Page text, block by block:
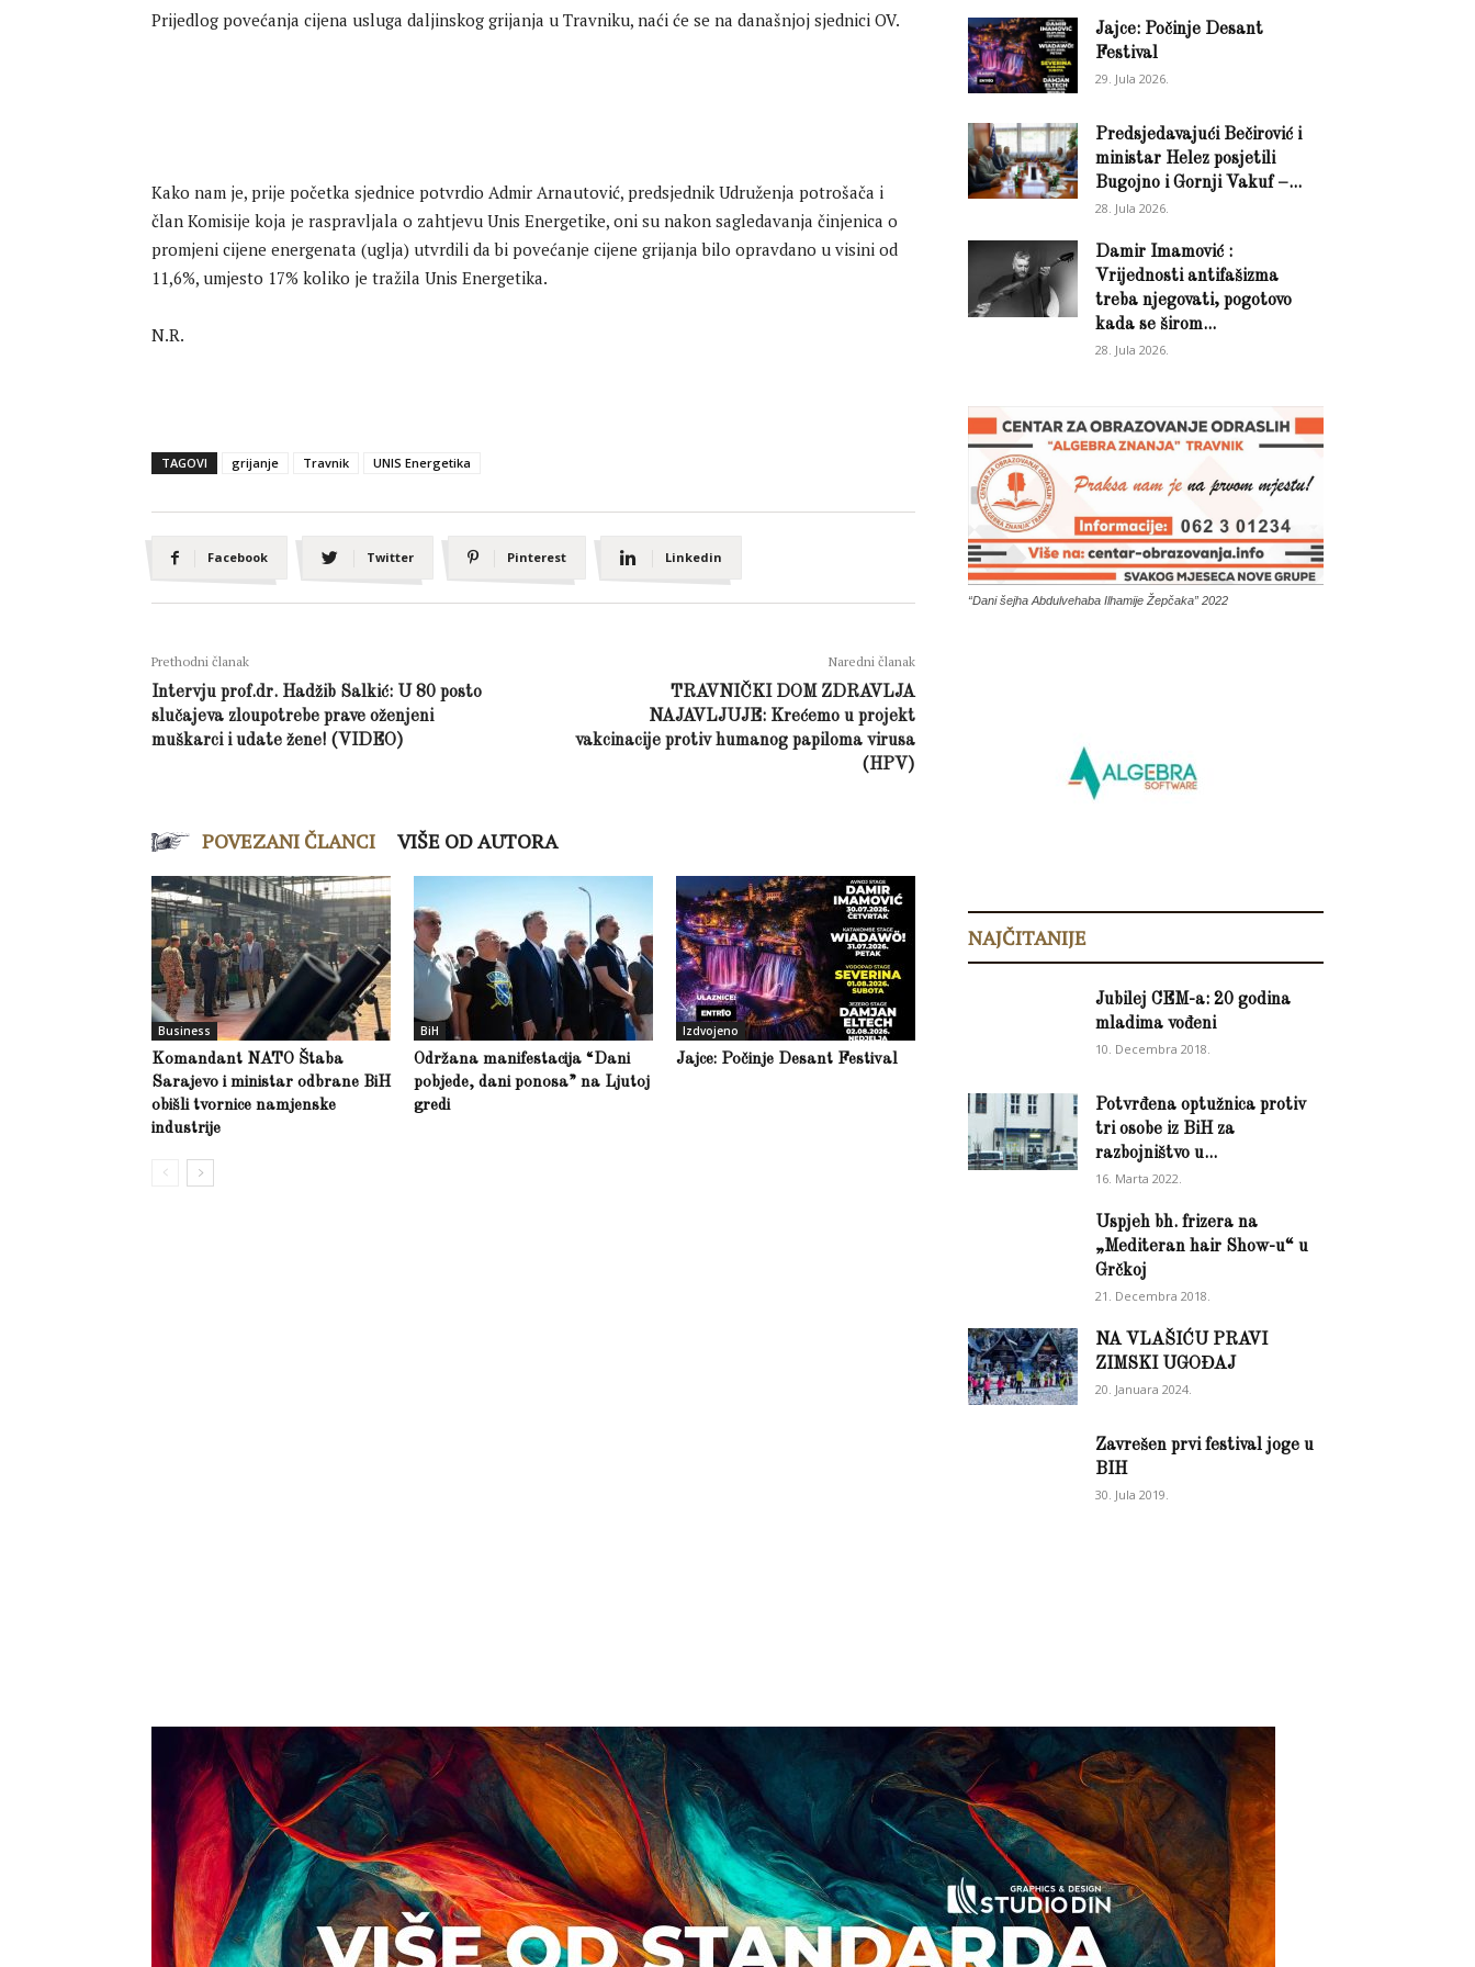
Prijedlog povećanja cijena usluga daljinskog grijanja u Travniku, naći će se na današnjoj sjednici OV.
Kako nam je, prije početka sjednice potvrdio Admir Arnautović, predsjednik Udruženja potrošača i
član Komisije koja je raspravljala o zahtjevu Unis Energetike, oni su nakon sagledavanja činjenica o
promjeni cijene energenata (uglja) utvrdili da bi povećanje cijene grijanja bilo opravdano u visini od
11,6%, umjesto 17% koliko je tražila Unis Energetika.
N.R.
TAGOVI grijanje Travnik UNIS Energetika
Facebook Twitter Pinterest Linkedin
Prethodni članak
Intervju prof.dr. Hadžib Salkić: U 80 posto
slučajeva zloupotrebe prave oženjeni
muškarci i udate žene! (VIDEO)
Naredni članak
TRAVNIČKI DOM ZDRAVLJA
NAJAVLJUJE: Krećemo u projekt
vakcinacije protiv humanog papiloma virusa
(HPV)
POVEZANI ČLANCI VIŠE OD AUTORA
Business
Komandant NATO Štaba
Sarajevo i ministar odbrane BiH
obišli tvornice namjenske
industrije
BiH
Održana manifestacija “Dani
pobjede, dani ponosa” na Ljutoj
gredi
Izdvojeno
Jajce: Počinje Desant Festival
Jajce: Počinje Desant
Festival
29. Jula 2026.
Predsjedavajući Bečirović i
ministar Helez posjetili
Bugojno i Gornji Vakuf –...
28. Jula 2026.
Damir Imamović :
Vrijednosti antifašizma
treba njegovati, pogotovo
kada se širom...
28. Jula 2026.
“Dani šejha Abdulvehaba Ilhamije Žepčaka” 2022
NAJČITANIJE
Jubilej CEM-a: 20 godina
mladima vođeni
10. Decembra 2018.
Potvrđena optužnica protiv
tri osobe iz BiH za
razbojništvo u...
16. Marta 2022.
Uspjeh bh. frizera na
„Mediteran hair Show-u“ u
Grčkoj
21. Decembra 2018.
NA VLAŠIĆU PRAVI
ZIMSKI UGOĐAJ
20. Januara 2024.
Zavrešen prvi festival joge u
BIH
30. Jula 2019.